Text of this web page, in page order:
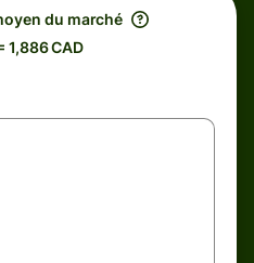
du marché
1,886 CAD